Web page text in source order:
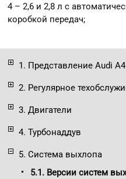
1. Представление Audi A4
2. Регулярное
3. Двигатели
4. Турбонаддув
5. Система выхлопа
5.1. Версии систем
4 – 2,6 и 2,8 л с
коробкой передач;